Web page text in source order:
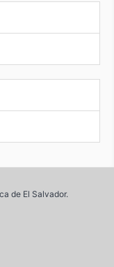
de El Salvador.